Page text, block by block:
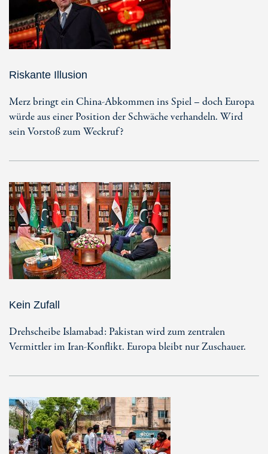
Riskante Illusion
Merz bringt ein China-Abkommen ins Spiel – doch Europa
würde aus einer Position der Schwäche verhandeln. Wird
sein Vorstoß zum Weckruf?
Kein Zufall
Drehscheibe Islamabad: Pakistan wird zum zentralen
Vermittler im Iran-Konflikt. Europa bleibt nur Zuschauer.